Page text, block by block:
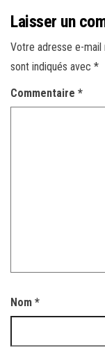
Laisser un
Votre adresse e-mail
sont indiqués avec *
Commentaire *
Nom *